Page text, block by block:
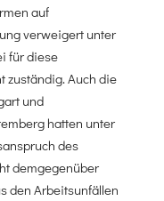
auf
verweigert unter
für diese
zuständig. Auch die
und
hatten unter
des
demgegenüber
den Arbeitsunfällen